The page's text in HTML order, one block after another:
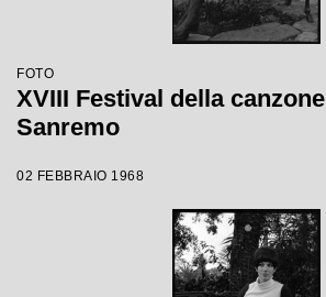
FOTO
XVIII Festival della
Sanremo
02 FEBBRAIO 1968